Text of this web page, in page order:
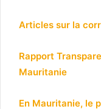
Articles sur la
Rapport
Mauritanie
En Mauritanie, le